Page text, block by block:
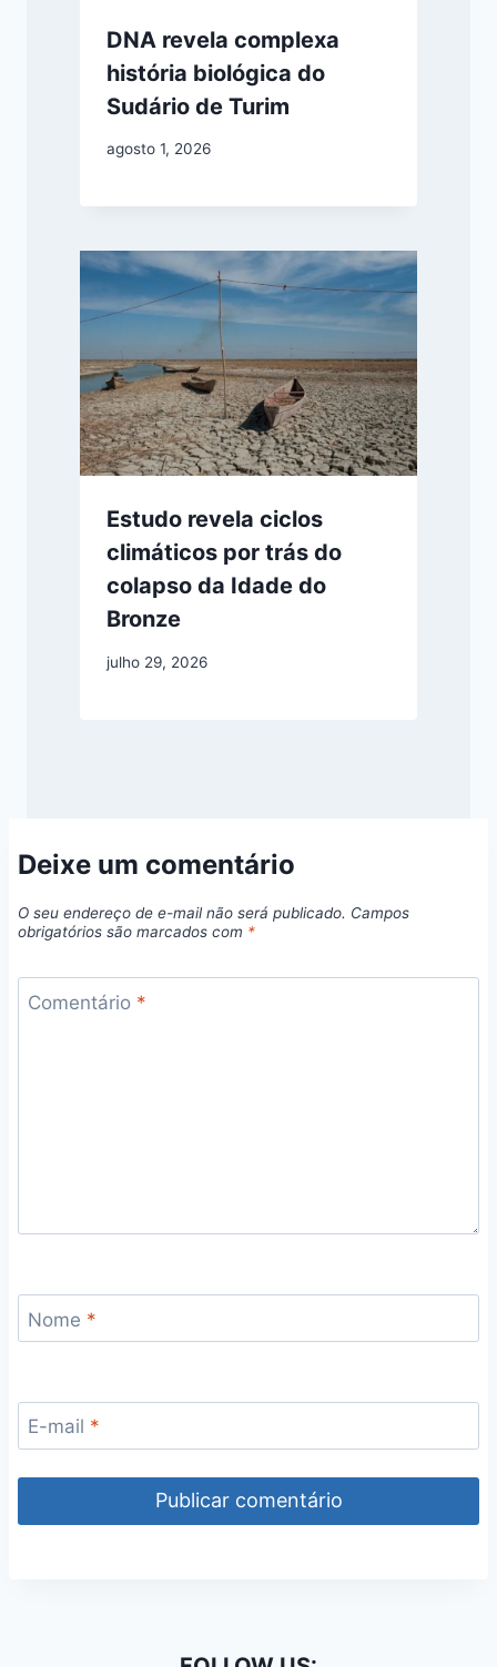
DNA revela complexa
história biológica do
Sudário de Turim
agosto 1, 2026
Estudo revela ciclos
climáticos por trás do
colapso da Idade do
Bronze
julho 29, 2026
Deixe um comentário
O seu endereço de e-mail não será publicado. Campos
obrigatórios são marcados com *
Comentário *
Nome *
E-mail *